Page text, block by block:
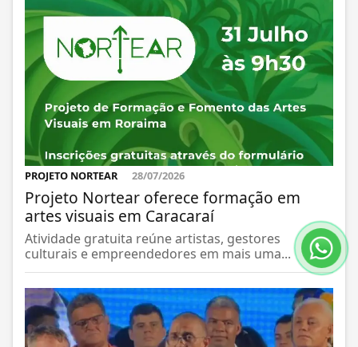
PROJETO NORTEAR 28/07/2026
Projeto Nortear oferece formação em
artes visuais em Caracaraí
Atividade gratuita reúne artistas, gestores
culturais e empreendedores em mais uma...